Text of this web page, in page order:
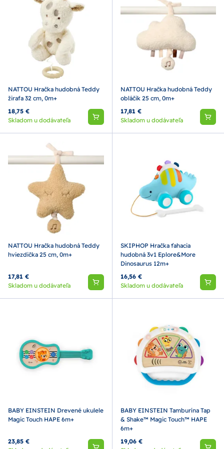
NATTOU Hračka hudobná Teddy
žirafa 32 cm, 0m+
18,75 €
Skladom u dodávateľa
NATTOU Hračka hudobná Teddy
obláčik 25 cm, 0m+
17,81 €
Skladom u dodávateľa
NATTOU Hračka hudobná Teddy
hviezdička 25 cm, 0m+
17,81 €
Skladom u dodávateľa
SKIPHOP Hračka ťahacia
hudobná 3v1 Eplore&More
Dinosaurus 12m+
16,56 €
Skladom u dodávateľa
BABY EINSTEIN Drevené ukulele
Magic Touch HAPE 6m+
23,85 €
BABY EINSTEIN Tamburína Tap
& Shake™ Magic Touch™ HAPE
6m+
19,06 €